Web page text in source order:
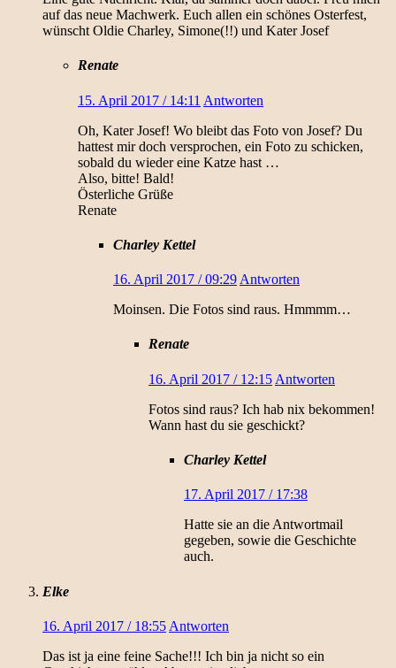
auf das neue Machwerk. Euch allen ein schönes Osterfest,
wünscht Oldie Charley, Simone(!!) und Kater Josef
Renate
15. April 2017 / 14:11 Antworten
Oh, Kater Josef! Wo bleibt das Foto von Josef? Du
hattest mir doch versprochen, ein Foto zu schicken,
sobald du wieder eine Katze hast …
Also, bitte! Bald!
Österliche Grüße
Renate
Charley Kettel
16. April 2017 / 09:29 Antworten
Moinsen. Die Fotos sind raus. Hmmmm…
Renate
16. April 2017 / 12:15 Antworten
Fotos sind raus? Ich hab nix bekommen!
Wann hast du sie geschickt?
Charley Kettel
17. April 2017 / 17:38
Hatte sie an die Antwortmail
gegeben, sowie die Geschichte
auch.
Elke
16. April 2017 / 18:55 Antworten
Das ist ja eine feine Sache!!! Ich bin ja nicht so ein